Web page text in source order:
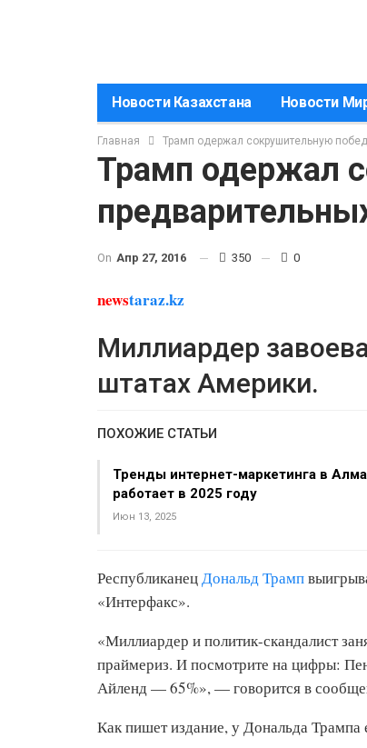
Новости Казахстана Новости
Главная Трамп одержал сокрушительную
Трамп одержал
On Апр 27, 2016 350 0
newstaraz.kz
Миллиардер
штатах Америки.
ПОХОЖИЕ СТАТЬИ
Тренды интернет-маркетинга в
работает в 2025 году
Июн 13, 2025
РеспубликанецДональд Трамп
«Интерфакс».
«Миллиардер и политик-скандалист
праймериз. И посмотрите на цифры:
Айленд — 65%», — говорится в
Как пишет издание, у Дональда